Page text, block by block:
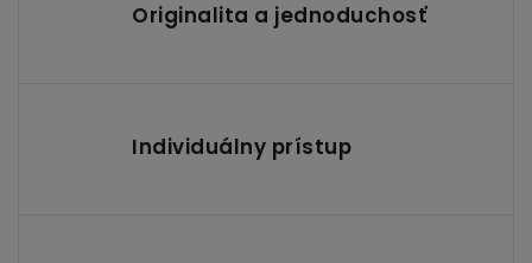
Originalita a jednoduchosť
Individuálny prístup